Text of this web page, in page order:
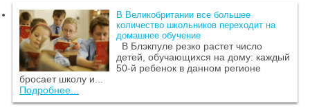
В Великобритании все большее
количество школьников переходит на
домашнее обучение
В Блэкпуле резко растет число
детей, обучающихся на дому: каждый
50-й ребенок в данном регионе
бросает школу и...
Подробнее...